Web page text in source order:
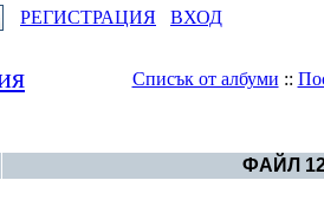
РЕГИСТРАЦИЯ
ВХОД
Списък от албуми ::
ФАЙЛ